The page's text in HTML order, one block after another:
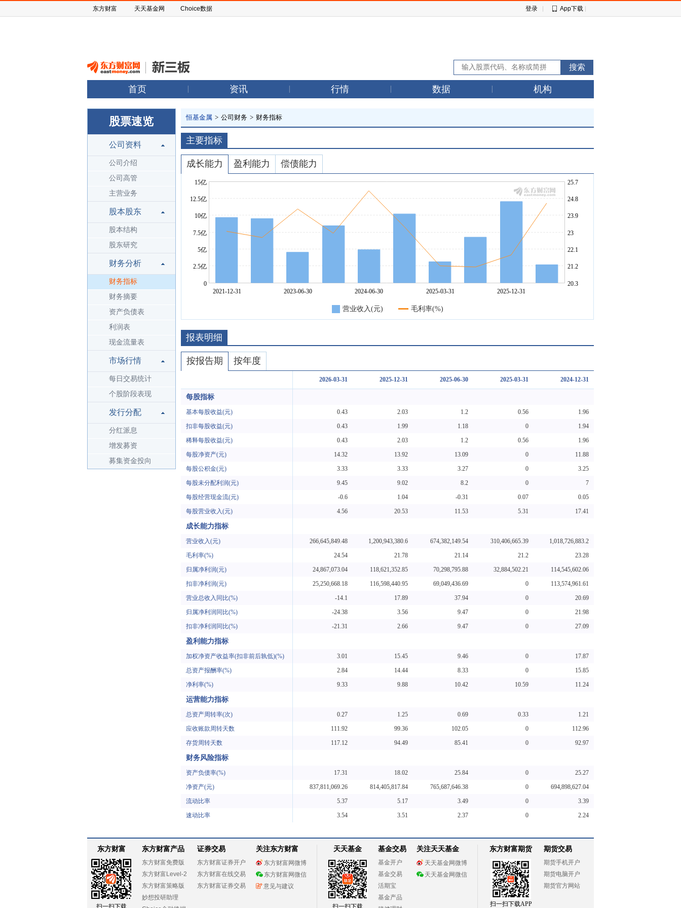
东方财富 天天基金网 Choice数据 登录 App下载
首页 资讯 行情 数据 机构
股票速览
公司资料
公司介绍
公司高管
主营业务
股本股东
股本结构
股东研究
财务分析
财务指标
财务摘要
资产负债表
利润表
现金流量表
市场行情
每日交易统计
个股阶段表现
发行分配
分红派息
增发募资
募集资金投向
恒基金属 > 公司财务 > 财务指标
主要指标
成长能力 盈利能力 偿债能力
营业收入(元) 毛利率(%)
报表明细
按报告期 按年度
2026-03-31 2025-12-31 2025-06-30 2025-03-31 2024-12-31
每股指标
基本每股收益(元) 0.43 2.03 1.2 0.56
1.96
扣非每股收益(元)
0.43 1.99 1.18 0
1.94
稀释每股收益(元)
0.43 2.03 1.2 0.56
1.96
每股净资产(元)
14.32 13.92 13.09 0
11.88
每股公积金(元)
3.33 3.33 3.27 0
3.25
每股未分配利润(元)
9.45 9.02 8.2 0
7
每股经营现金流(元)
-0.6 1.04 -0.31 0.07
0.05
每股营业收入(元)
4.56 20.53 11.53 5.31 17.41
成长能力指标
营业收入(元) 266,645,849.48 1,200,943,380.6 674,382,149.54 310,406,665.39
1,018,726,883.2
毛利率(%)
24.54 21.78 21.14 21.2
23.28
归属净利润(元)
24,867,073.04 118,621,352.85 70,298,795.88 32,884,502.21
114,545,602.06
扣非净利润(元)
25,250,668.18 116,598,440.95 69,049,436.69 0
113,574,961.61
营业总收入同比(%)
-14.1 17.89 37.94 0
20.69
归属净利润同比(%)
-24.38 3.56 9.47 0
21.98
扣非净利润同比(%)
-21.31 2.66 9.47 0 27.09
盈利能力指标
加权净资产收益率(扣非前后孰低)(%) 3.01 15.45 9.46 0
17.87
总资产报酬率(%)
2.84 14.44 8.33 0
15.85
净利率(%)
9.33 9.88 10.42 10.59 11.24
运营能力指标
总资产周转率(次) 0.27 1.25 0.69 0.33
1.21
应收账款周转天数
111.92 99.36 102.05 0
112.96
存货周转天数
117.12 94.49 85.41 0 92.97
财务风险指标
资产负债率(%) 17.31 18.02 25.84 0
25.27
净资产(元)
837,811,069.26 814,405,817.84 765,687,646.38 0
694,898,627.04
流动比率
5.37 5.17 3.49 0
3.39
速动比率
3.54 3.51 2.37 0 2.24
东方财富 东方财富产品
东方财富免费版
东方财富Level-2
东方财富策略版
妙想投研助理
证券交易
东方财富证券开户
东方财富在线交易
东方财富证券交易
关注东方财富
东方财富网微博
东方财富网微信
意见与建议
天天基金 基金交易
基金开户
基金交易
活期宝
基金产品
关注天天基金
天天基金网微博
天天基金网微信
东方财富期货
扫一扫下载APP
期货交易
期货手机开户
期货电脑开户
期货官方网站